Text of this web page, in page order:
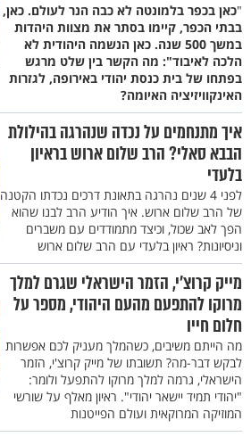
"כאן בכפר בלמונטה לא כבה הנר לעולם. כאן,
בבתי הכפר, קיימו בסתר את מצוות היהדות
במשך 500 שנה. כאן הנשמה היהודית לא
הלכה לאיבוד": מה הקשר בין שלט מרגש
בפתחו של בית כנסת יהודי באירופה, לגזרות
האינקוויזיציה האיומה?
איך מתנחמים על נכדה שנהרגה בהילולת
הבבא סאלי? הרב שלום ארוש בראיון
בלעדי
לפני 4 שנים נהרגה בתאונת דרכים נכדתו הקטנה
של הרב שלום ארוש. איך הודיע הרב לבנו שהוא
הפך לאב שכול, וכיצד מתמודדים עם משברים
וניסיונות? ראיון בלעדי עם הרב שלום ארוש
מייק קרוצ’י, הזמר הישראלי שגרם למלך
מרוקו להתפעם מהעם היהודי, מספר על
חלום חייו
מה הייתם משיבים, כשהמלך מעניק לכם אפשרות
לבקש דבר-מה? תשובתו של מייק קרוצ'י, הזמר
הישראלי, גרמה למלך מרוקו להתפעל ולומר:
"יהודי תמיד יישאר יהודי". ראיון מאלף על שורשי
המוזיקה המרוקאית ועולם הפייטנות